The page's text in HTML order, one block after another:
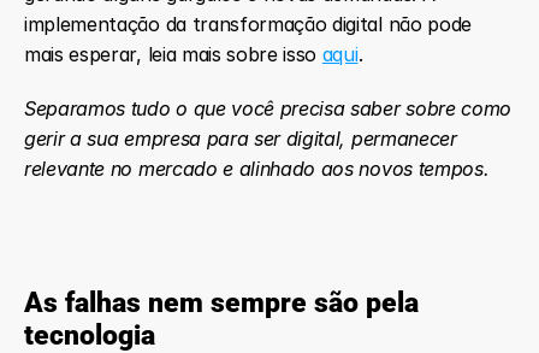
implementação da transformação digital não pode
mais esperar, leia mais sobre isso aqui.
Separamos tudo o que você precisa saber sobre como
gerir a sua empresa para ser digital, permanecer
relevante no mercado e alinhado aos novos tempos.
As falhas nem sempre são pela
tecnologia